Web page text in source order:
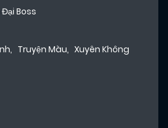
Boss
, Truyện Màu, Xuyên Không